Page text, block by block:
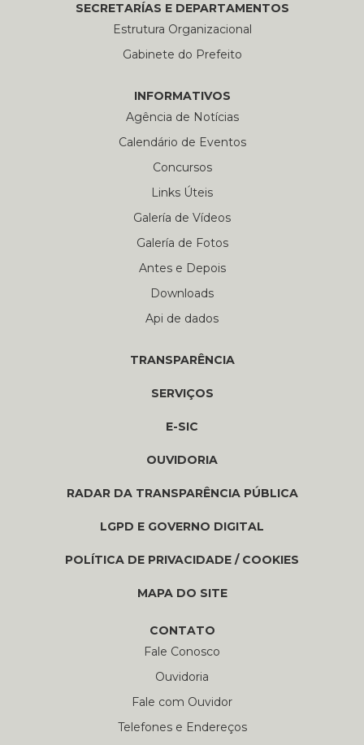
SECRETARÍAS E DEPARTAMENTOS
Estrutura Organizacional
Gabinete do Prefeito
INFORMATIVOS
Agência de Notícias
Calendário de Eventos
Concursos
Links Úteis
Galería de Vídeos
Galería de Fotos
Antes e Depois
Downloads
Api de dados
TRANSPARÊNCIA
SERVIÇOS
E-SIC
OUVIDORIA
RADAR DA TRANSPARÊNCIA PÚBLICA
LGPD E GOVERNO DIGITAL
POLÍTICA DE PRIVACIDADE / COOKIES
MAPA DO SITE
CONTATO
Fale Conosco
Ouvidoria
Fale com Ouvidor
Telefones e Endereços